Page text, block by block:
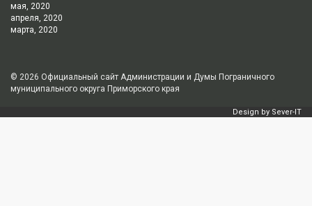
мая, 2020
апреля, 2020
марта, 2020
© 2026 Официальный сайт Администрации и Думы Пограничного
муниципального округа Приморского края
Design by Sever-IT